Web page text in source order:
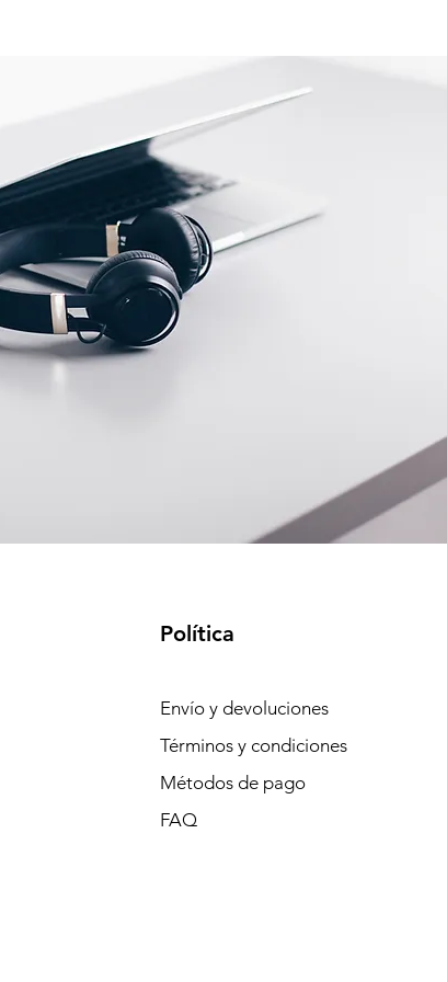
Política
Envío y devoluciones
Términos y condiciones
Métodos de pago
FAQ